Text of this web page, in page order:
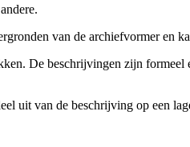
van de archiefvormer en
De beschrijvingen zijn
uit van de beschrijving op een